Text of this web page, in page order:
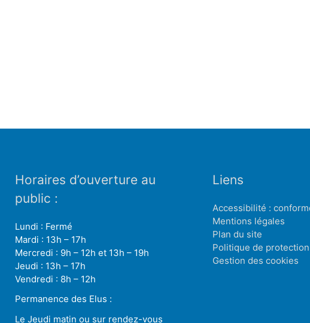
Horaires d’ouverture au
public :
Lundi : Fermé
Mardi : 13h – 17h
Mercredi : 9h – 12h et 13h – 19h
Jeudi : 13h – 17h
Vendredi : 8h – 12h
Permanence des Elus :
Le Jeudi matin ou sur rendez-vous
Liens
Accessibilité :
Mentions légales
Plan du site
Politique de
Gestion des cookies